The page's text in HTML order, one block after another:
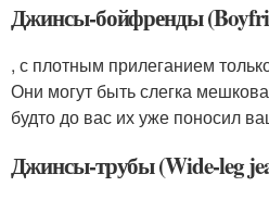
Джинсы-бойфренды
, с плотным прилеганием
Они могут быть слегка
будто до вас их уже поносил
Джинсы-трубы (Wide-leg